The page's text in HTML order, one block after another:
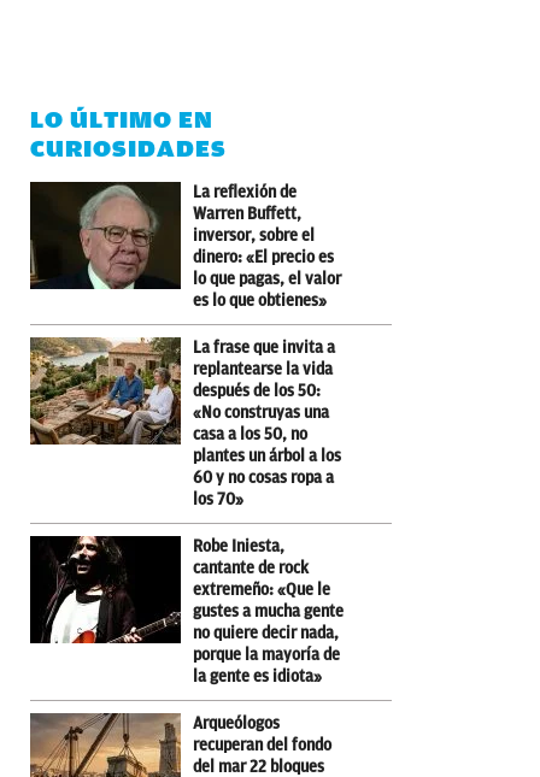
LO ÚLTIMO EN
CURIOSIDADES
La reflexión de
Warren Buffett,
inversor, sobre el
dinero: «El precio es
lo que pagas, el valor
es lo que obtienes»
La frase que invita a
replantearse la vida
después de los 50:
«No construyas una
casa a los 50, no
plantes un árbol a los
60 y no cosas ropa a
los 70»
Robe Iniesta,
cantante de rock
extremeño: «Que le
gustes a mucha gente
no quiere decir nada,
porque la mayoría de
la gente es idiota»
Arqueólogos
recuperan del fondo
del mar 22 bloques